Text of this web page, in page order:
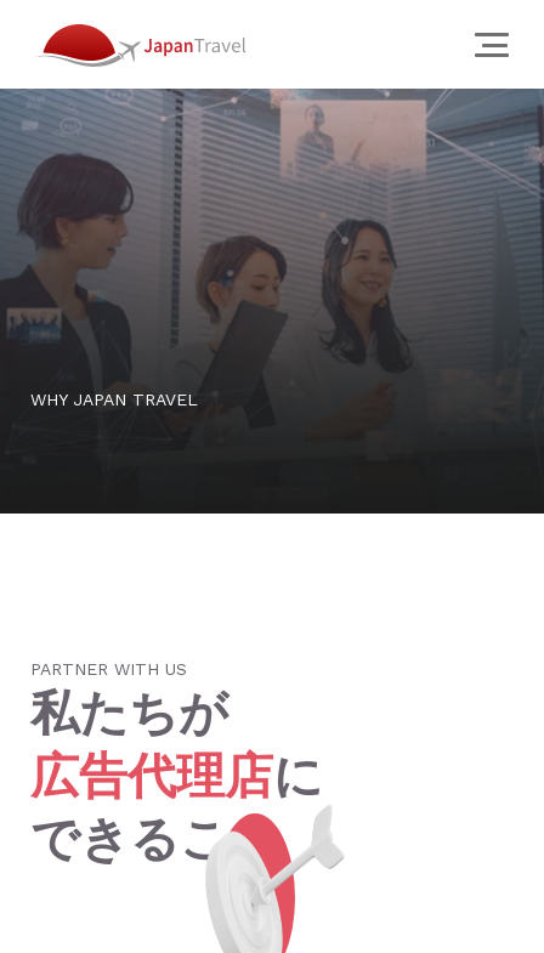
About
会社概要
クリエイティブ スタジオ
訪日旅行会社
JTについて
WHY JAPAN TRAVEL
PARTNER WITH US
私たちが
広告代理店に
できること